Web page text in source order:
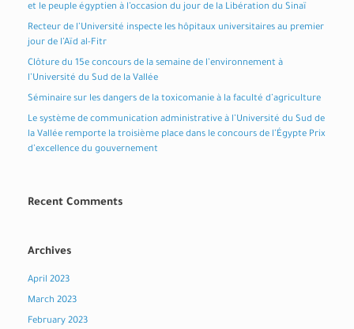
et le peuple égyptien à l’occasion du jour de la Libération du Sinaï
Recteur de l’Université inspecte les hôpitaux universitaires au premier
jour de l’Aïd al-Fitr
Clôture du 15e concours de la semaine de l’environnement à
l’Université du Sud de la Vallée
Séminaire sur les dangers de la toxicomanie à la faculté d’agriculture
Le système de communication administrative à l’Université du Sud de
la Vallée remporte la troisième place dans le concours de l’Égypte Prix
d’excellence du gouvernement
Recent Comments
Archives
April 2023
March 2023
February 2023